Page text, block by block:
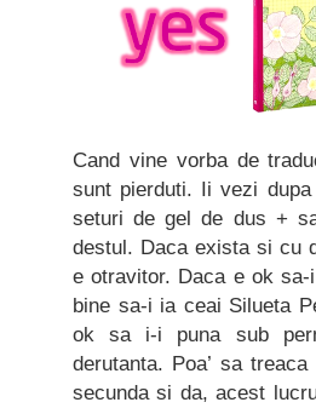
Cand vine vorba de
sunt pierduti. Ii vezi
seturi de gel de dus +
destul. Daca exista si cu
e otravitor. Daca e ok
bine sa-i ia ceai Silueta
ok sa i-i puna sub
derutanta. Poa’ sa
secunda si da, acest